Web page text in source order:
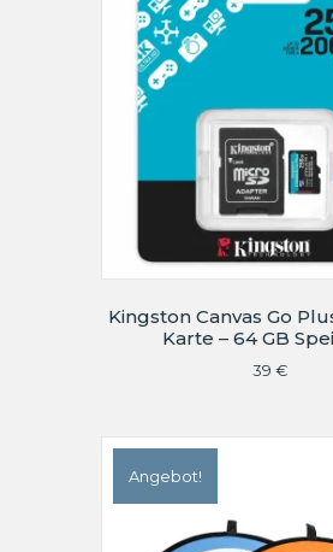
Kingston Canvas Go
Karte – 64 GB
39 €
Angebot!